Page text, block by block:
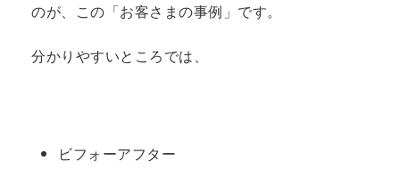
のが、この「お客さまの事例」です。
分かりやすいところでは、
ビフォーアフター